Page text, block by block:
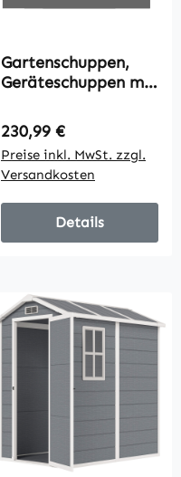
Gartenschuppen,
Geräteschuppen mit
Lüftungsöffnungen,
Schiebetür,
wasserdichter Stahl,
wetterfest,
Dunkelgrau
Regulärer Preis:
230,99 €
Preise inkl. MwSt. zzgl.
Versandkosten
Details